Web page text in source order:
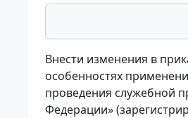
Внести изменения в
особенностях
проведения служебной
Федерации»